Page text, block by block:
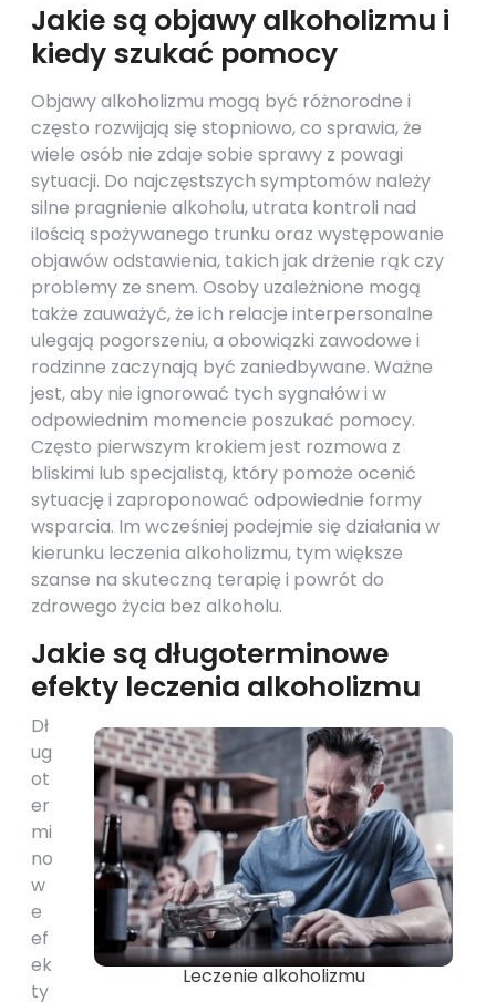
Jakie są objawy alkoholizmu i
kiedy szukać pomocy
Objawy alkoholizmu mogą być różnorodne i
często rozwijają się stopniowo, co sprawia, że
wiele osób nie zdaje sobie sprawy z powagi
sytuacji. Do najczęstszych symptomów należy
silne pragnienie alkoholu, utrata kontroli nad
ilością spożywanego trunku oraz występowanie
objawów odstawienia, takich jak drżenie rąk czy
problemy ze snem. Osoby uzależnione mogą
także zauważyć, że ich relacje interpersonalne
ulegają pogorszeniu, a obowiązki zawodowe i
rodzinne zaczynają być zaniedbywane. Ważne
jest, aby nie ignorować tych sygnałów i w
odpowiednim momencie poszukać pomocy.
Często pierwszym krokiem jest rozmowa z
bliskimi lub specjalistą, który pomoże ocenić
sytuację i zaproponować odpowiednie formy
wsparcia. Im wcześniej podejmie się działania w
kierunku leczenia alkoholizmu, tym większe
szanse na skuteczną terapię i powrót do
zdrowego życia bez alkoholu.
Jakie są długoterminowe
efekty leczenia alkoholizmu
Leczenie alkoholizmu
Dł
ug
ot
er
mi
no
w
e
ef
ek
ty